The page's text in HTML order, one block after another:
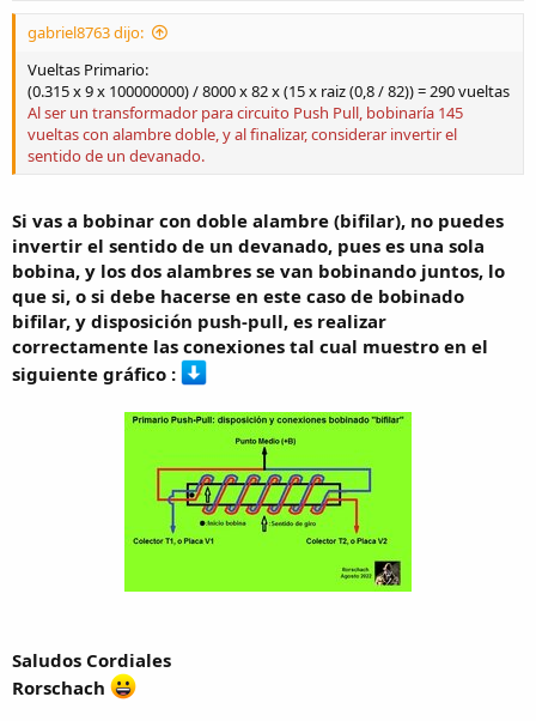
gabriel8763 dijo:
Vueltas Primario:
(0.315 x 9 x 100000000) / 8000 x 82 x (15 x raiz (0,8 / 82)) = 290 vueltas
Al ser un transformador para circuito Push Pull, bobinaría 145
vueltas con alambre doble, y al finalizar, considerar invertir el
sentido de un devanado.
Si vas a bobinar con doble alambre (bifilar), no puedes
invertir el sentido de un devanado, pues es una sola
bobina, y los dos alambres se van bobinando juntos, lo
que si, o si debe hacerse en este caso de bobinado
bifilar, y disposición push-pull, es realizar
correctamente las conexiones tal cual muestro en el
siguiente gráfico :
Saludos Cordiales
Rorschach